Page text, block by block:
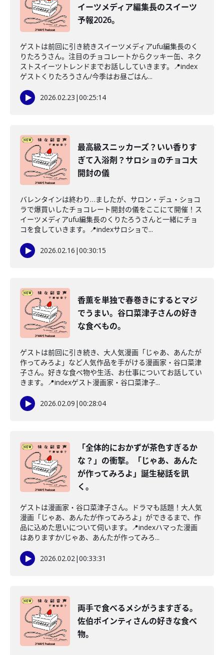
イーツメディア編集長のスイーツ
予報2026。
ゲストは前回に引き続きスイーツメディアufu編集長のく
りたろうさん。注目のチョコレートからクッキー缶、ネク
ストスイーツトレンドまでお話ししていきます。📍index
ゲストくりたろうさん/今季はお昼ごはん...
2026.02.23 |00:25:14
最高級スニッカーズ？いい香りす
ぎて入浴剤？サロショのチョコ大
開封の儀
バレンタインは終わり…ましたが、サロン・デュ・ショコ
ラで爆買いしたチョコレート開封の儀をここにて開催！ス
イーツメディアufu編集長のくりたろうさんと一緒にチョ
コを食していきます。📍indexサロショで...
2026.02.16 |00:30:15
香薫を単独で春巻きにするとマジ
でうまい。谷口菜津子さんの好き
な食べもの。
ゲストは前回に引き続き、大人気漫画「じゃあ、あんたが
作ってみろよ」など人気作品を手がける漫画家・谷口菜津
子さん。好きな食べ物や生活、お仕事についてお話してい
きます。📍indexゲスト漫画家・谷口菜津子...
2026.02.09 |00:28:04
「全体的におかずが茶色すぎるか
な？」の衝撃。「じゃあ、あんた
が作ってみろよ」誕生秘話を訊
く。
ゲストは漫画家・谷口菜津子さん。ドラマも話題！大人気
漫画「じゃあ、あんたが作ってみろよ」ができるまで、作
品に込めた思いについて伺います。📍indexハマった漫画
はありますか/じゃあ、あんたが作ってみろ...
2026.02.02|00:33:31
両手で食べるメシがうますぎる。
佐伯ポインティさんの好きな食べ
物。